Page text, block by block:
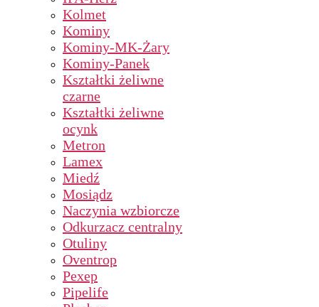
Kolmet
Kominy
Kominy-MK-Żary
Kominy-Panek
Kształtki żeliwne
czarne
Kształtki żeliwne
ocynk
Metron
Lamex
Miedź
Mosiądz
Naczynia wzbiorcze
Odkurzacz centralny
Otuliny
Oventrop
Pexep
Pipelife